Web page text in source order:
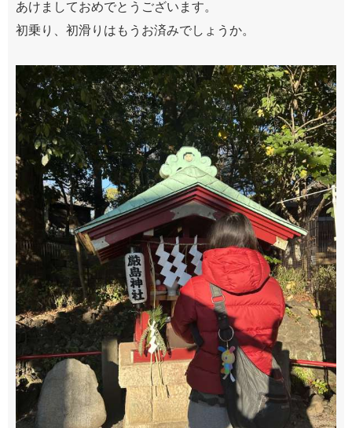
あけましておめでとうございます。
初乗り、初滑りはもうお済みでしょうか。